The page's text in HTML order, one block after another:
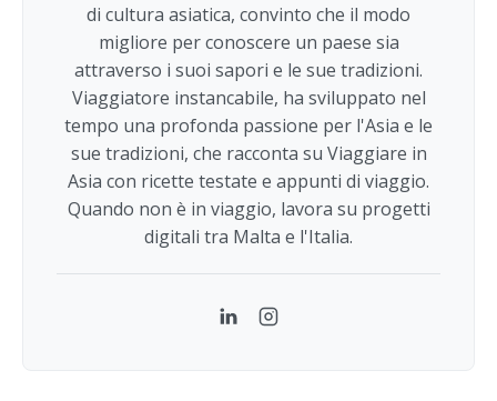
di cultura asiatica, convinto che il modo
migliore per conoscere un paese sia
attraverso i suoi sapori e le sue tradizioni.
Viaggiatore instancabile, ha sviluppato nel
tempo una profonda passione per l'Asia e le
sue tradizioni, che racconta su Viaggiare in
Asia con ricette testate e appunti di viaggio.
Quando non è in viaggio, lavora su progetti
digitali tra Malta e l'Italia.
LinkedInInstagram